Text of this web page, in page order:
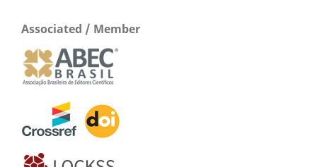
Associated / Member